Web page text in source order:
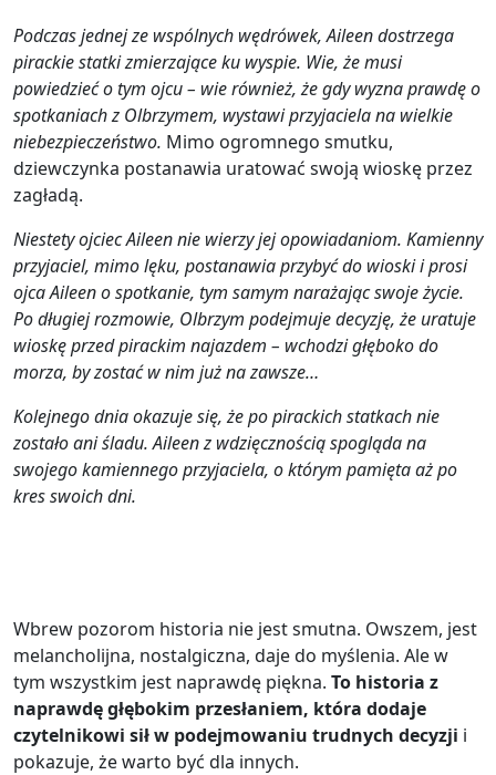
Podczas jednej ze wspólnych wędrówek, Aileen dostrzega
pirackie statki zmierzające ku wyspie. Wie, że musi
powiedzieć o tym ojcu – wie również, że gdy wyzna prawdę o
spotkaniach z Olbrzymem, wystawi przyjaciela na wielkie
niebezpieczeństwo. Mimo ogromnego smutku,
dziewczynka postanawia uratować swoją wioskę przez
zagładą.
Niestety ojciec Aileen nie wierzy jej opowiadaniom. Kamienny
przyjaciel, mimo lęku, postanawia przybyć do wioski i prosi
ojca Aileen o spotkanie, tym samym narażając swoje życie.
Po długiej rozmowie, Olbrzym podejmuje decyzję, że uratuje
wioskę przed pirackim najazdem – wchodzi głęboko do
morza, by zostać w nim już na zawsze…
Kolejnego dnia okazuje się, że po pirackich statkach nie
zostało ani śladu. Aileen z wdzięcznością spogląda na
swojego kamiennego przyjaciela, o którym pamięta aż po
kres swoich dni.
Wbrew pozorom historia nie jest smutna. Owszem, jest
melancholijna, nostalgiczna, daje do myślenia. Ale w
tym wszystkim jest naprawdę piękna. To historia z
naprawdę głębokim przesłaniem, która dodaje
czytelnikowi sił w podejmowaniu trudnych decyzji i
pokazuje, że warto być dla innych.